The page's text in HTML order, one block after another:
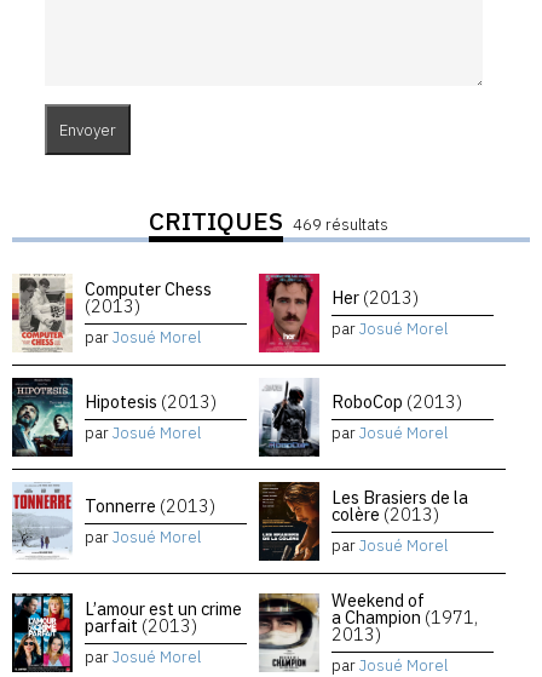
CRITIQUES 469 résultats
Computer Chess
(2013)
parJosué Morel
Her (2013)
parJosué Morel
Hipotesis (2013)
parJosué Morel
RoboCop (2013)
parJosué Morel
Tonnerre (2013)
parJosué Morel
Les Brasiers de la
colère (2013)
parJosué Morel
L’amour est un crime
parfait (2013)
parJosué Morel
Weekend of
a Champion (1971,
2013)
parJosué Morel